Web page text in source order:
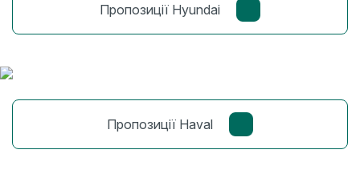
Пропозиції Hyundai
Пропозиції Haval